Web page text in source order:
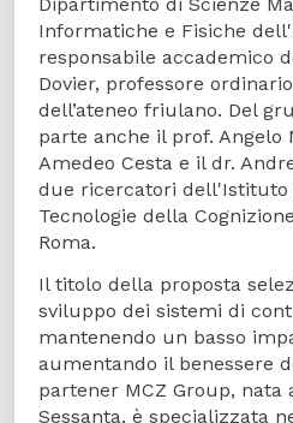
Informatiche e Fisiche
responsabile accademico
Dovier, professore
dell’ateneo friulano. Del
parte anche il prof. Angelo
Amedeo Cesta e il dr.
due ricercatori dell'Istituto
Tecnologie della
Roma.
Il titolo della proposta
sviluppo dei sistemi di
mantenendo un basso
aumentando il benessere
partener MCZ Group, nata
Sessanta, è specializzata